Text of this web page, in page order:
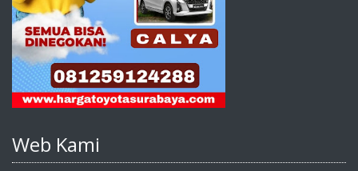
Web Kami